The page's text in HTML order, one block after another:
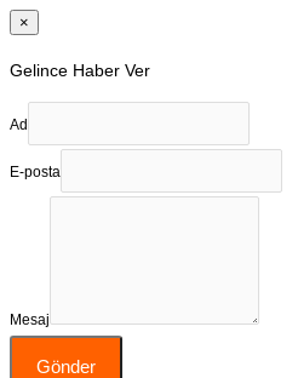
×
Gelince Haber Ver
Ad
E-posta
Mesaj
Gönder